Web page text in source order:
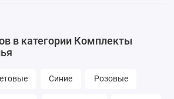
в категории Комплекты
Синие Розовые